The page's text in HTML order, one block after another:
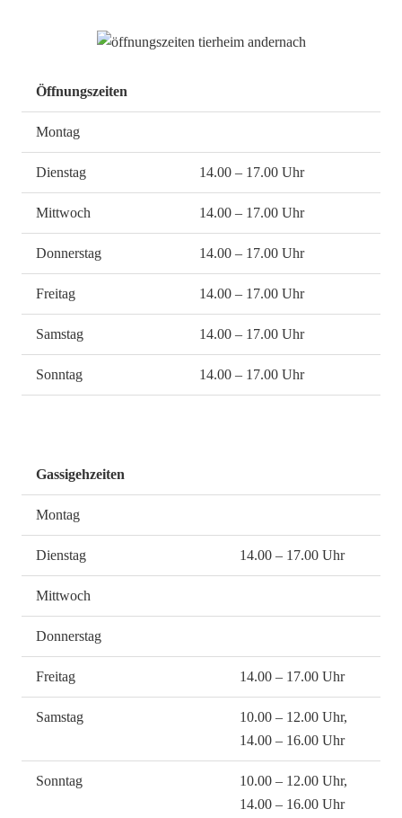
Öffnungszeiten
Montag
Dienstag 14.00 – 17.00 Uhr
Mittwoch 14.00 – 17.00 Uhr
Donnerstag 14.00 – 17.00 Uhr
Freitag 14.00 – 17.00 Uhr
Samstag 14.00 – 17.00 Uhr
Sonntag 14.00 – 17.00 Uhr
Gassigehzeiten
Montag
Dienstag 14.00 – 17.00 Uhr
Mittwoch
Donnerstag
Freitag 14.00 – 17.00 Uhr
Samstag
10.00 – 12.00 Uhr,
14.00 – 16.00 Uhr
Sonntag
10.00 – 12.00 Uhr,
14.00 – 16.00 Uhr